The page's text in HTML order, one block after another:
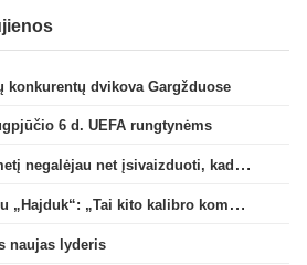
konkurentų dvikova Gargžduose
6 d. UEFA rungtynėms
M. Capanas: „Prieš pusmetį negalėjau net įsivaizduoti, kad žaisime prieš „Hajduk“
A. Skerla prieš dvikovą su „Hajduk“: „Tai kito kalibro komanda“
naujas lyderis